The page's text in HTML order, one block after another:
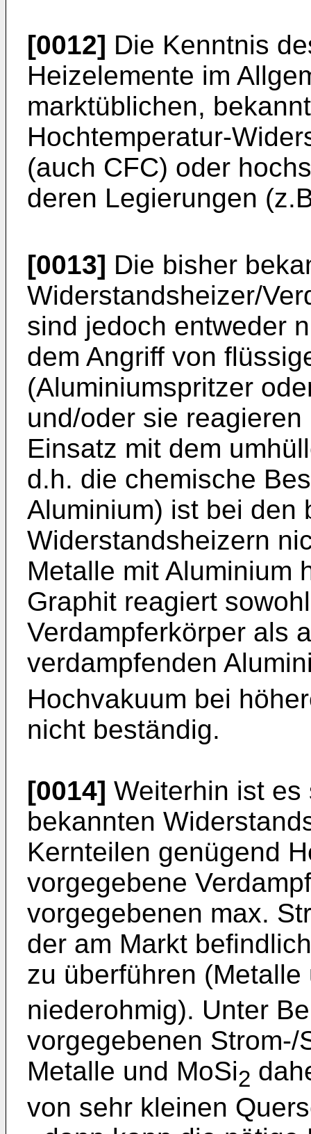
[0012] Die Kenntnis
Heizelemente im
marktüblichen,
Hochtemperatur-
(auch CFC) oder
deren Legierungen
[0013] Die bisher
Widerstandsheizer/
sind jedoch entweder
dem Angriff von
(Aluminiumspritzer
und/oder sie
Einsatz mit dem
d.h. die chemische
Aluminium) ist bei den
Widerstandsheizern
Metalle mit Aluminium
Graphit reagiert
Verdampferkörper als
verdampfenden
Hochvakuum bei
nicht beständig.
[0014] Weiterhin ist
bekannten
Kernteilen genügend
vorgegebene
vorgegebenen max.
der am Markt
zu überführen (Metalle
niederohmig). Unter
vorgegebenen
Metalle und MoSi2
von sehr kleinen